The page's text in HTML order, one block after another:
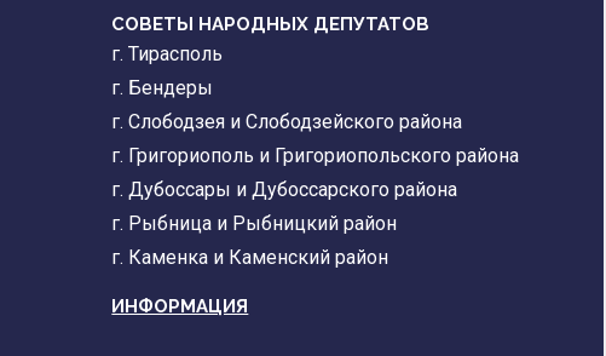
СОВЕТЫ НАРОДНЫХ ДЕПУТАТОВ
г. Тирасполь
г. Бендеры
г. Слободзея и Слободзейского района
г. Григориополь и Григориопольского района
г. Дубоссары и Дубоссарского района
г. Рыбница и Рыбницкий район
г. Каменка и Каменский район
ИНФОРМАЦИЯ